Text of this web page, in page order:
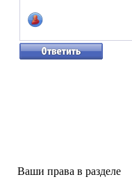
Ваши права в разделе